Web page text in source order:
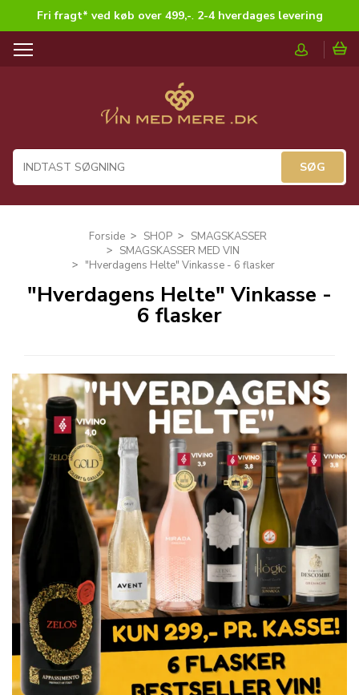
Fri fragt* ved køb over 499,-. 2-4 hverdages levering
T
a
i
o
Forside SHOP
SMAGSKASSER
SMAGSKASSER MED VIN
"Hverdagens Helte" Vinkasse - 6 flasker
"Hverdagens Helte" Vinkasse -
6 flasker